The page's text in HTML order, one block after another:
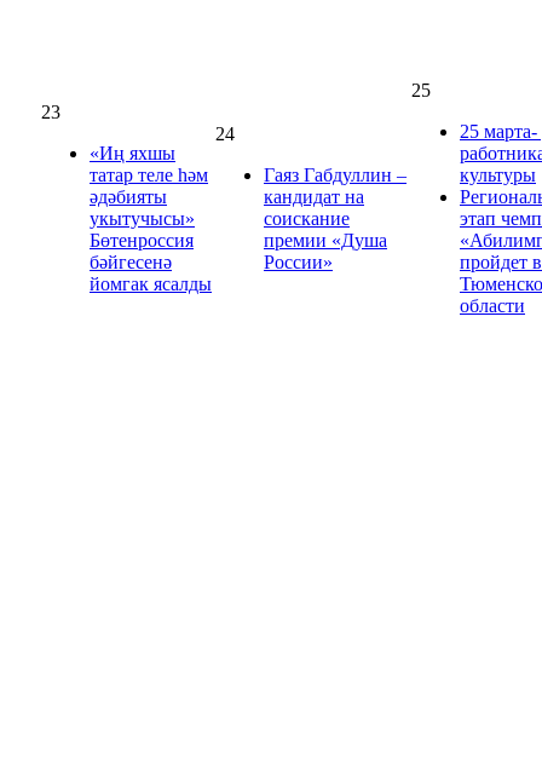
23
«Иң яхшы
татар теле һәм
әдәбияты
укытучысы»
Бөтенроссия
бәйгесенә
йомгак ясалды
24
Гаяз Габдуллин –
кандидат на
соискание
премии «Душа
России»
25
25
культуры
этап
пройдет в
области